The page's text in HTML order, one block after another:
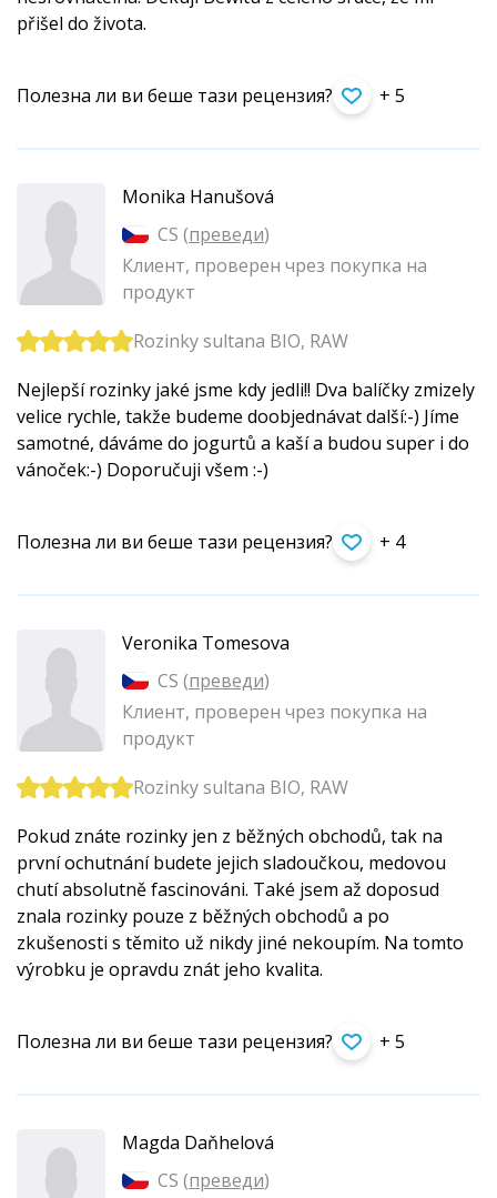
přišel do života.
Полезна ли ви беше тази рецензия? + 5
Monika Hanušová
CS (преведи)
Клиент, проверен чрез покупка на
продукт
Rozinky sultana BIO, RAW
Nejlepší rozinky jaké jsme kdy jedli!! Dva balíčky zmizely
velice rychle, takže budeme doobjednávat další:-) Jíme
samotné, dáváme do jogurtů a kaší a budou super i do
vánoček:-) Doporučuji všem :-)
Полезна ли ви беше тази рецензия? + 4
Veronika Tomesova
CS (преведи)
Клиент, проверен чрез покупка на
продукт
Rozinky sultana BIO, RAW
Pokud znáte rozinky jen z běžných obchodů, tak na
první ochutnání budete jejich sladoučkou, medovou
chutí absolutně fascinováni. Také jsem až doposud
znala rozinky pouze z běžných obchodů a po
zkušenosti s těmito už nikdy jiné nekoupím. Na tomto
výrobku je opravdu znát jeho kvalita.
Полезна ли ви беше тази рецензия? + 5
Magda Daňhelová
CS (преведи)